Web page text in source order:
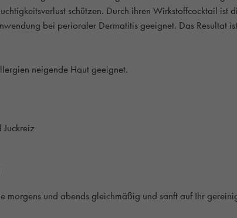
schützen. Durch ihren Wirkstoffcocktail ist
bei perioraler Dermatitis geeignet. Das Resultat
neigende Haut geeignet.
Juckreiz
morgens und abends gleichmäßig und sanft auf Ihr